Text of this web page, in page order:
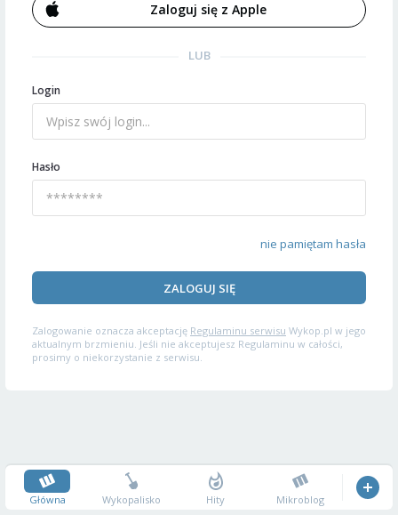
Zaloguj się z Apple
LUB
Login
Hasło
nie pamiętam hasła
ZALOGUJ SIĘ
Zalogowanie oznacza akceptację Regulaminu serwisu Wykop.pl w jego
aktualnym brzmieniu. Jeśli nie akceptujesz Regulaminu w całości,
prosimy o niekorzystanie z serwisu.
Główna Wykopalisko Hity Mikroblog